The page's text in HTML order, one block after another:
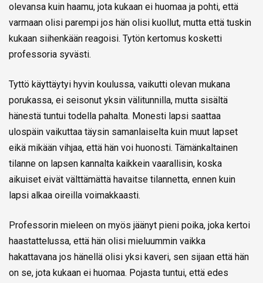
olevansa kuin haamu, jota kukaan ei huomaa ja pohti, että
varmaan olisi parempi jos hän olisi kuollut, mutta että tuskin
kukaan siihenkään reagoisi. Tytön kertomus kosketti
professoria syvästi.
Tyttö käyttäytyi hyvin koulussa, vaikutti olevan mukana
porukassa, ei seisonut yksin välitunnilla, mutta sisältä
hänestä tuntui todella pahalta. Monesti lapsi saattaa
ulospäin vaikuttaa täysin samanlaiselta kuin muut lapset
eikä mikään vihjaa, että hän voi huonosti. Tämänkaltainen
tilanne on lapsen kannalta kaikkein vaarallisin, koska
aikuiset eivät välttämättä havaitse tilannetta, ennen kuin
lapsi alkaa oireilla voimakkaasti.
Professorin mieleen on myös jäänyt pieni poika, joka kertoi
haastattelussa, että hän olisi mieluummin vaikka
hakattavana jos hänellä olisi yksi kaveri, sen sijaan että hän
on se, jota kukaan ei huomaa. Pojasta tuntui, että edes